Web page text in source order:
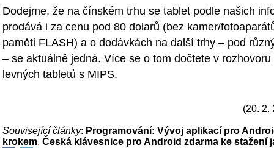
Dodejme, že na čínském trhu se tablet podle našich
prodává i za cenu pod 80 dolarů (bez kamer/
paměti FLASH) a o dodávkách na další trhy – pod
– se aktuálně jedná. Více se o tom dočtete v
levných tabletů s MIPS.
(20. 2.
Související články: Programování: Vývoj aplikací pro
krokem, Česká klávesnice pro Android zdarma ke stažení